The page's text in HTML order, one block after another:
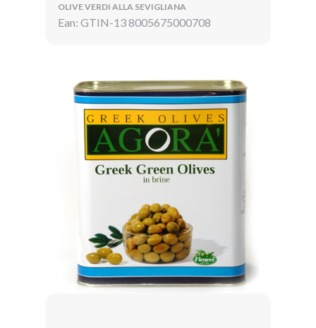
OLIVE VERDI ALLA SEVIGLIANA
Ean: GTIN-13 8005675000708